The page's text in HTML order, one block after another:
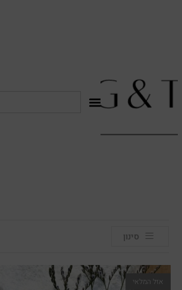
סינון
אזל המלאי